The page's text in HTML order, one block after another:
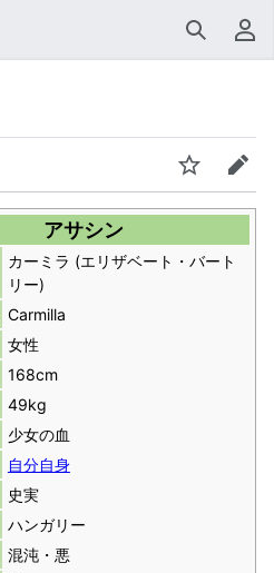
検索 利
ウォッチ編集
アサシン
カーミラ (エリザベート・バート
リー)
Carmilla
女性
168cm
49kg
少女の血
自分自身
史実
ハンガリー
混沌・悪